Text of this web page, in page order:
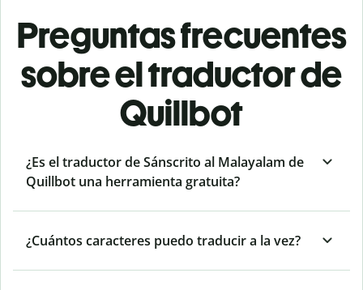
Preguntas frecuentes
sobre el traductor de
Quillbot
¿Es el traductor de Sánscrito al Malayalam de
Quillbot una herramienta gratuita?
¿Cuántos caracteres puedo traducir a la vez?